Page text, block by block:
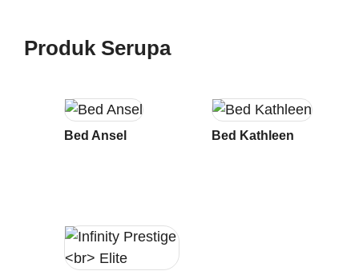
Produk Serupa
Bed Ansel Bed Kathleen